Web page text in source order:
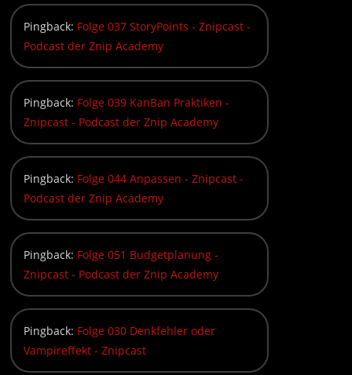
Pingback: Folge 037 StoryPoints - Znipcast -
Podcast der Znip Academy
Pingback: Folge 039 KanBan Praktiken -
Znipcast - Podcast der Znip Academy
Pingback: Folge 044 Anpassen - Znipcast -
Podcast der Znip Academy
Pingback: Folge 051 Budgetplanung -
Znipcast - Podcast der Znip Academy
Pingback: Folge 030 Denkfehler oder
Vampireffekt - Znipcast